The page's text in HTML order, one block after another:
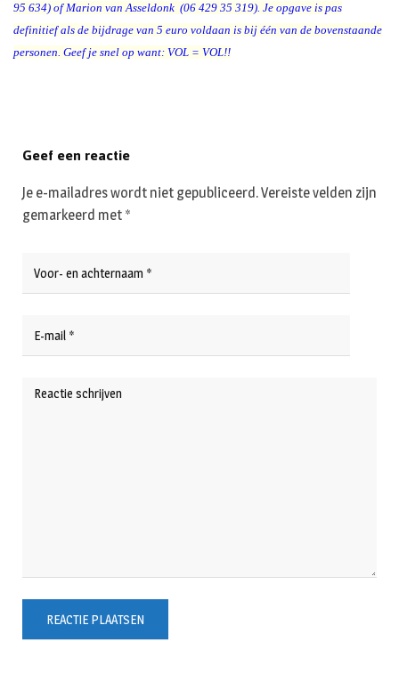
95 634) of Marion van Asseldonk (06 429 35 319). Je opgave is pas
definitief als de bijdrage van 5 euro voldaan is bij één van de bovenstaande
personen. Geef je snel op want: VOL = VOL!!
Geef een reactie
Je e-mailadres wordt niet gepubliceerd.Vereiste velden zijn
gemarkeerd met *